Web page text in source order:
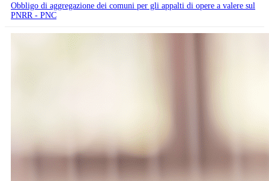
Obbligo di aggregazione dei comuni per gli appalti di opere a valere sul
PNRR - PNC